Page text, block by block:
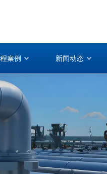
案例 新闻动态